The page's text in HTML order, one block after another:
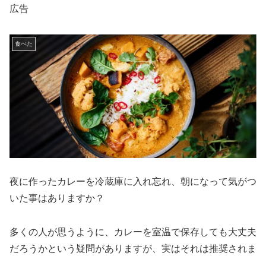
広告
食べた
夜に作ったカレーを冷蔵庫に入れ忘れ、朝になって気がつ
いた事はありますか？
多くの人が思うように、カレーを室温で保存しても大丈夫
だろうかという疑問がありますが、実はそれは推奨されま